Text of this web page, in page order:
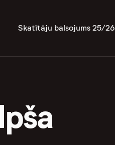
Skatītāju balsojums 25/26